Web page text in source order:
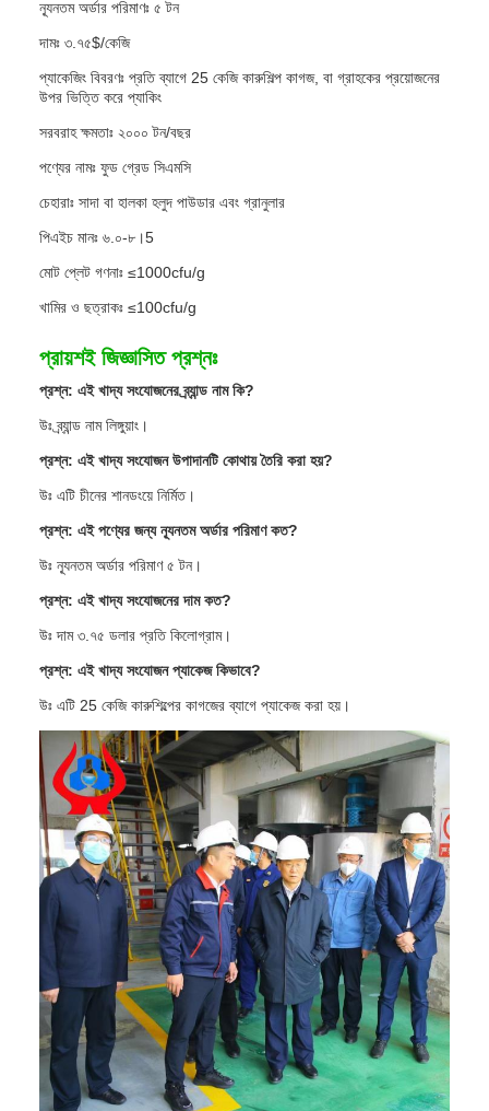
ন্যূনতম অর্ডার পরিমাণঃ ৫ টন
দামঃ ৩.৭৫$/কেজি
প্যাকেজিং বিবরণঃ প্রতি ব্যাগে 25 কেজি কারুশিল্প কাগজ, বা গ্রাহকের প্রয়োজনের
উপর ভিত্তি করে প্যাকিং
সরবরাহ ক্ষমতাঃ ২০০০ টন/বছর
পণ্যের নামঃ ফুড গ্রেড সিএমসি
চেহারাঃ সাদা বা হালকা হলুদ পাউডার এবং গ্রানুলার
পিএইচ মানঃ ৬.০-৮।5
মোট প্লেট গণনাঃ ≤1000cfu/g
খামির ও ছত্রাকঃ ≤100cfu/g
প্রায়শই জিজ্ঞাসিত প্রশ্নঃ
প্রশ্ন: এই খাদ্য সংযোজনের ব্র্যান্ড নাম কি?
উঃ ব্র্যান্ড নাম লিঙ্গুয়াং।
প্রশ্ন: এই খাদ্য সংযোজন উপাদানটি কোথায় তৈরি করা হয়?
উঃ এটি চীনের শানডংয়ে নির্মিত।
প্রশ্ন: এই পণ্যের জন্য ন্যূনতম অর্ডার পরিমাণ কত?
উঃ ন্যূনতম অর্ডার পরিমাণ ৫ টন।
প্রশ্ন: এই খাদ্য সংযোজনের দাম কত?
উঃ দাম ৩.৭৫ ডলার প্রতি কিলোগ্রাম।
প্রশ্ন: এই খাদ্য সংযোজন প্যাকেজ কিভাবে?
উঃ এটি 25 কেজি কারুশিল্পের কাগজের ব্যাগে প্যাকেজ করা হয়।